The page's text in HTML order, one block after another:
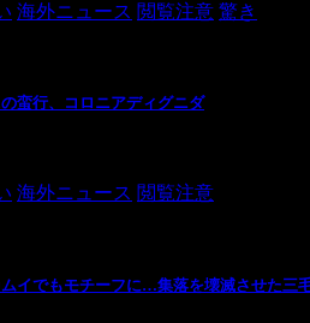
海外ニュース 閲覧注意 驚き
蛮行、コロニアディグニダ
海外ニュース 閲覧注意
イでもモチーフに…集落を壊滅させた三